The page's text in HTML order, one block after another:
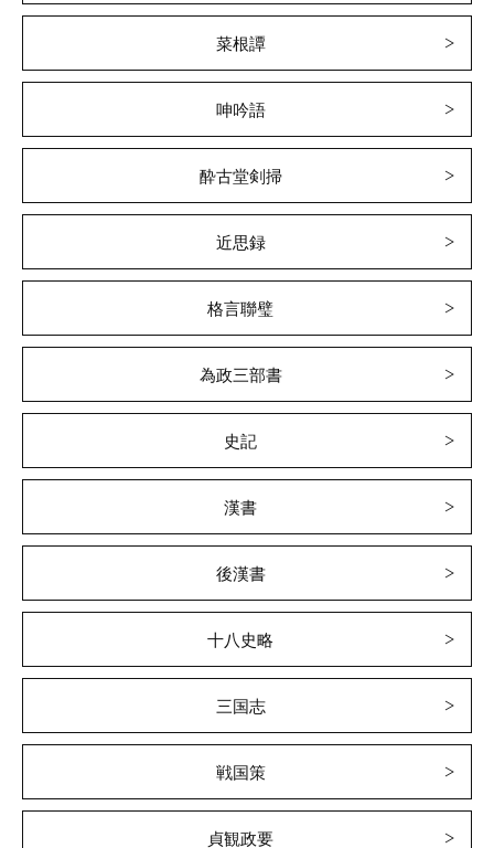
菜根譚
呻吟語
酔古堂剣掃
近思録
格言聯璧
為政三部書
史記
漢書
後漢書
十八史略
三国志
戦国策
貞観政要